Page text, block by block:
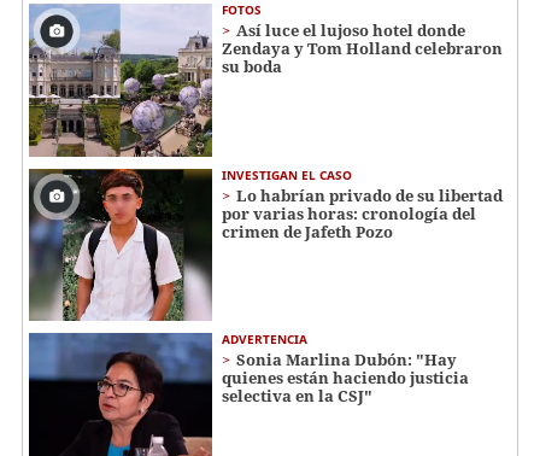
FOTOS
Así luce el lujoso hotel donde
Zendaya y Tom Holland celebraron
su boda
INVESTIGAN EL CASO
Lo habrían privado de su libertad
por varias horas: cronología del
crimen de Jafeth Pozo
ADVERTENCIA
Sonia Marlina Dubón: "Hay
quienes están haciendo justicia
selectiva en la CSJ"